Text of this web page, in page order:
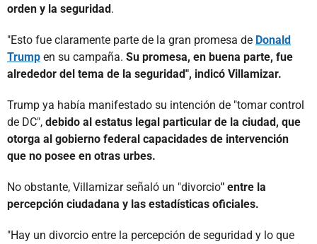
orden y la seguridad.
"Esto fue claramente parte de la gran promesa de Donald
Trump en su campaña. Su promesa, en buena parte, fue
alrededor del tema de la seguridad", indicó Villamizar.
Trump ya había manifestado su intención de "tomar control
de DC", debido al estatus legal particular de la ciudad, que
otorga al gobierno federal capacidades de intervención
que no posee en otras urbes.
No obstante, Villamizar señaló un "divorcio" entre la
percepción ciudadana y las estadísticas oficiales.
"Hay un divorcio entre la percepción de seguridad y lo que